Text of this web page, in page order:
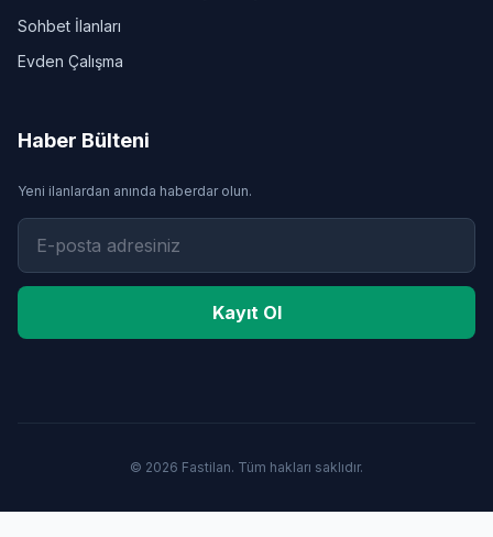
Sohbet İlanları
Evden Çalışma
Haber Bülteni
Yeni ilanlardan anında haberdar olun.
Kayıt Ol
© 2026 Fastilan. Tüm hakları saklıdır.